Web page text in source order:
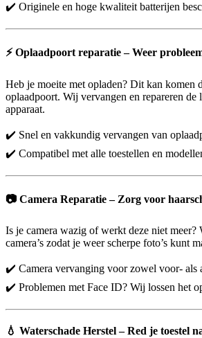
✔️ Originele en hoge kwaliteit batterijen
⚡Oplaadpoort reparatie – Weer
Heb je moeite met opladen? Dit kan komen
oplaadpoort. Wij vervangen en repareren de
apparaat.
✔️ Snel en vakkundig vervangen van
✔️ Compatibel met alle toestellen en
📷 Camera Reparatie – Zorg voor
Is je camera wazig of werkt deze niet meer?
camera’s zodat je weer scherpe foto’s kunt
✔️ Camera vervanging voor zowel voor- als
✔️ Problemen met Face ID? Wij lossen het
💧 Waterschade Herstel – Red je toestel